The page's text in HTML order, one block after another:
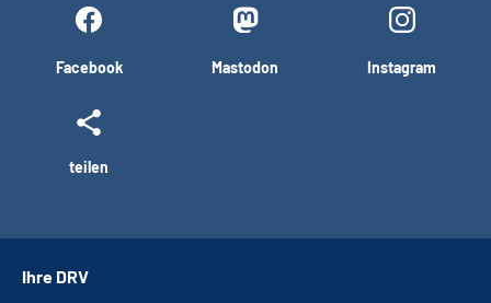
Facebook Mastodon Instagram
teilen
Ihre DRV